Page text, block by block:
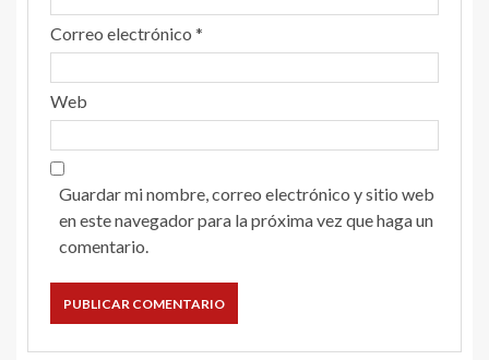
Correo electrónico *
Web
Guardar mi nombre, correo electrónico y sitio web
en este navegador para la próxima vez que haga un
comentario.